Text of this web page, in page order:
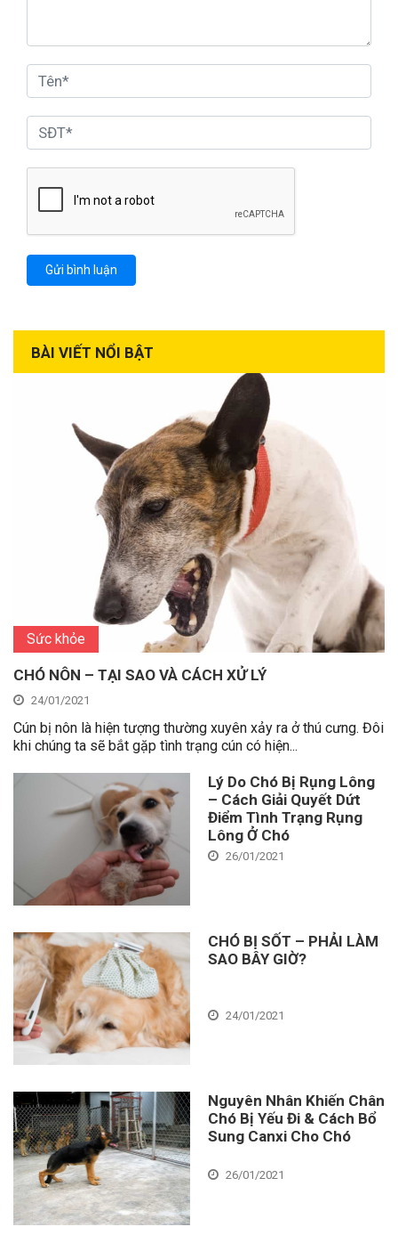
BÀI VIẾT NỔI BẬT
Sức khỏe
CHÓ NÔN – TẠI SAO VÀ CÁCH XỬ LÝ
24/01/2021
Cún bị nôn là hiện tượng thường xuyên xảy ra ở thú cưng. Đôi
khi chúng ta sẽ bắt gặp tình trạng cún có hiện...
Lý Do Chó Bị Rụng Lông
– Cách Giải Quyết Dứt
Điểm Tình Trạng Rụng
Lông Ở Chó
26/01/2021
CHÓ BỊ SỐT – PHẢI LÀM
SAO BÂY GIỜ?
24/01/2021
Nguyên Nhân Khiến Chân
Chó Bị Yếu Đi & Cách Bổ
Sung Canxi Cho Chó
26/01/2021